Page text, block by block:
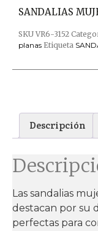
SANDALIAS
SKU VR6-3152
planas Etiqueta
Descripción
Las sandalias
destacan por su
perfectas para